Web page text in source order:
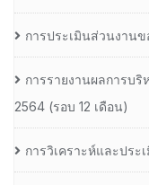
การประเมินส่วนงาน
การรายงานผลการบ
2564 (รอบ 12 เดือน)
การวิเคราะห์และปร